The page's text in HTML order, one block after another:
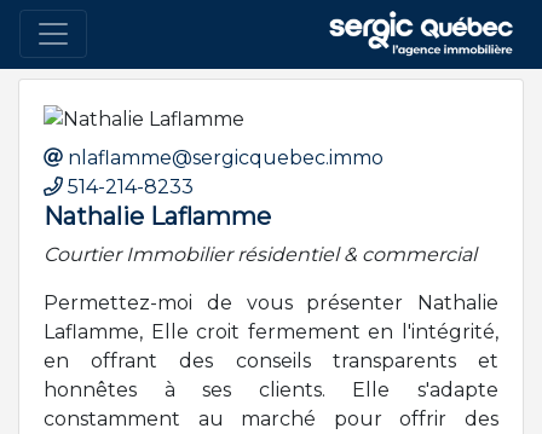
nlaflamme@sergicquebec.immo
514-214-8233
Nathalie Laflamme
Courtier Immobilier résidentiel & commercial
Permettez-moi de vous présenter Nathalie
Laflamme, Elle croit fermement en l'intégrité,
en offrant des conseils transparents et
honnêtes à ses clients. Elle s'adapte
constamment au marché pour offrir des